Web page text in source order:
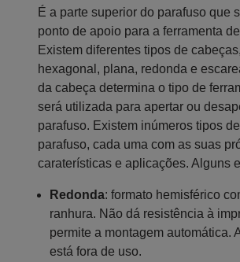
É a parte superior do parafuso que
ponto de apoio para a ferramenta
Existem diferentes tipos de
hexagonal, plana, redonda e
da cabeça determina o tipo de
será utilizada para apertar ou
parafuso. Existem inúmeros tipos
parafuso, cada uma com as suas
caraterísticas e aplicações. Alguns
Redonda: formato hemisférico
ranhura. Não dá resistência à
permite a montagem automática.
está fora de uso.